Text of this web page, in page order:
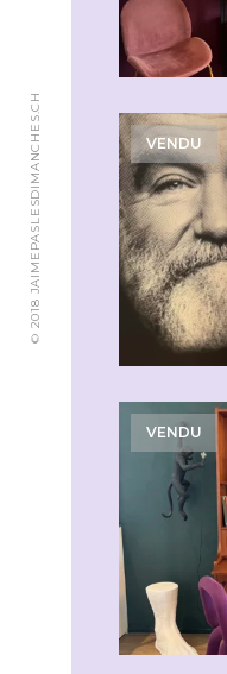
© 2018 JAIMEPASLESDIMANCHES.CH VENDU
VENDU